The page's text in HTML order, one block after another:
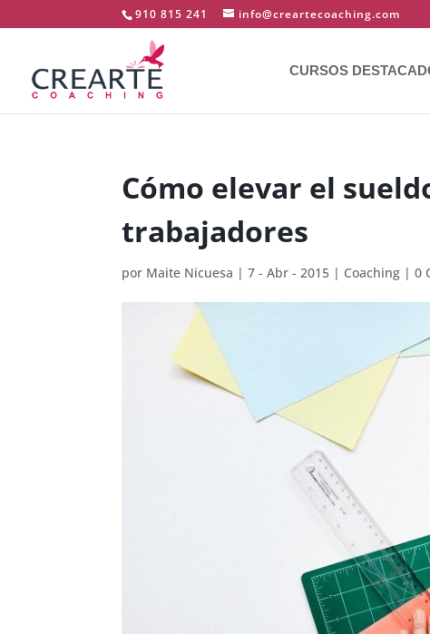
910 815 241 info@creartecoaching.com
CURSOS
Cómo elevar el
trabajadores
por Maite Nicuesa |7 - Abr - 2015 | Coaching |0